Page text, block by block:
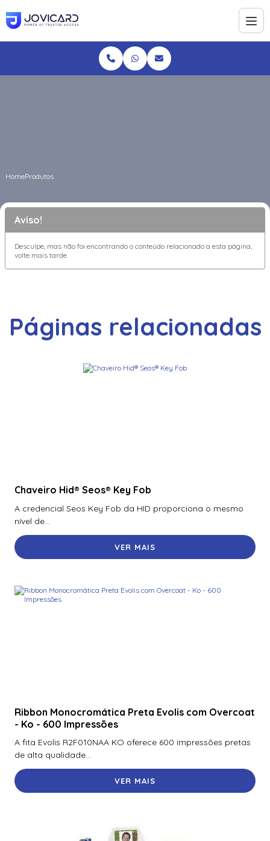
HomeProdutos
Aviso!
Desculpe, mas não foi encontrando o conteúdo relacionado a esta página,
volte mais tarde
Páginas relacionadas
Chaveiro Hid® Seos® Key Fob
A credencial Seos Key Fob da HID proporciona o mesmo
nível de...
VER MAIS
Ribbon Monocromática Preta Evolis com Overcoat
- Ko - 600 Impressões
A fita Evolis R2F010NAA KO oferece 600 impressões pretas
de alta qualidade...
VER MAIS